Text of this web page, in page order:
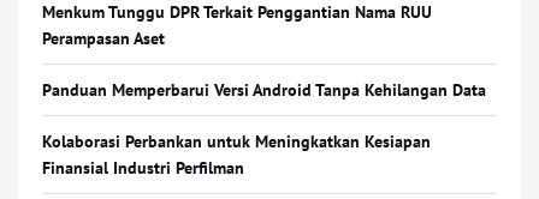
Menkum Tunggu DPR Terkait Penggantian Nama RUU
Perampasan Aset
Panduan Memperbarui Versi Android Tanpa Kehilangan Data
Kolaborasi Perbankan untuk Meningkatkan Kesiapan
Finansial Industri Perfilman